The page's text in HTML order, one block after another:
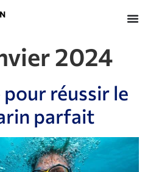
2024
pour réussir le
parfait